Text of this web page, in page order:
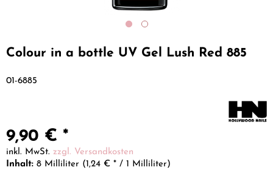
Colour in a bottle UV Gel Lush Red 885
01-6885
9,90 € *
inkl. MwSt. zzgl. Versandkosten
Inhalt: 8 Milliliter (1,24 € * / 1 Milliliter)